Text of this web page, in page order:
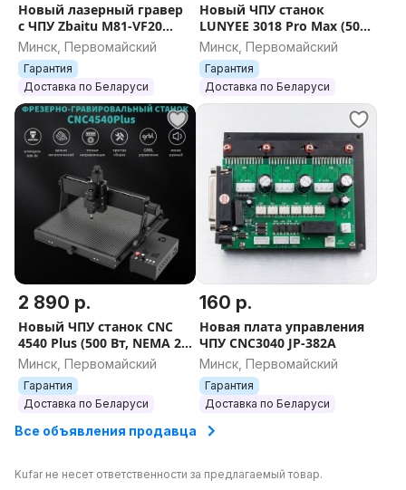
Новый лазерный гравер
с ЧПУ Zbaitu M81-VF20
(Лазер 20 Вт, 810х460 мм)
Минск, Первомайский
Гарантия
Доставка по Беларуси
Новый ЧПУ станок
LUNYEE 3018 Pro Max (500
Вт, полностью
алюминиевый) +
Гарантия 12 месяцев
Минск, Первомайский
Гарантия
Доставка по Беларуси
2 890 р.
Новый ЧПУ станок CNC
4540 Plus (500 Вт, NEMA 23,
45×40 см) + Гарантия 12
месяцев
Минск, Первомайский
Гарантия
Доставка по Беларуси
160 р.
Новая плата управления
ЧПУ CNC3040 JP-382A
Минск, Первомайский
Гарантия
Доставка по Беларуси
Все объявления продавца
Kufar не несет ответственности за предлагаемый товар.